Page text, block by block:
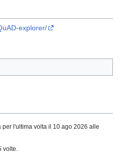
explorer/
l'ultima volta il 10 ago 2026 alle
volte.